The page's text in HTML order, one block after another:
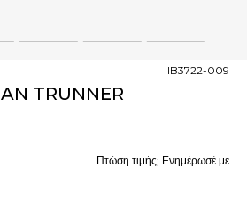
3 4 5
TRUNNER
IB3722-009
Πτώση τιμής; Ενημέρωσέ με